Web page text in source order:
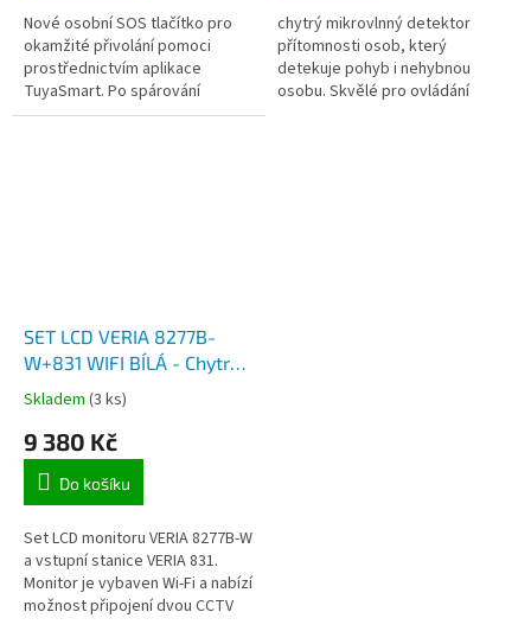
Nové osobní SOS tlačítko pro
okamžité přivolání pomoci
prostřednictvím aplikace
TuyaSmart. Po spárování
tlačítka s mobilním telefonem
chytrý mikrovlnný detektor
přítomnosti osob, který
detekuje pohyb i nehybnou
osobu. Skvělé pro ovládání
SET LCD VERIA 8277B-
W+831 WIFI BÍLÁ - Chytrá
domácnost TuyaSmart,
videotelefon pro 1 úč., 7
palcový monitor, 2drát,
Skladem (3 ks)
9 380 Kč
Do košíku
Set LCD monitoru VERIA 8277B-W
a vstupní stanice VERIA 831.
Monitor je vybaven Wi-Fi a nabízí
možnost připojení dvou CCTV